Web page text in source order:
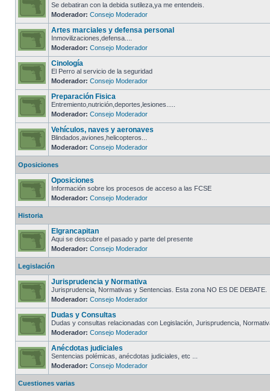
Se debatiran con la debida sutileza,ya me entendeis.
Moderador: Consejo Moderador
Artes marciales y defensa personal
Inmovilizaciones,defensa....
Moderador: Consejo Moderador
Cinología
El Perro al servicio de la seguridad
Moderador: Consejo Moderador
Preparación Fisica
Entremiento,nutrición,deportes,lesiones.....
Moderador: Consejo Moderador
Vehículos, naves y aeronaves
Blindados,aviones,helicopteros...
Moderador: Consejo Moderador
Oposiciones
Oposiciones
Información sobre los procesos de acceso a las FCSE
Moderador: Consejo Moderador
Historia
Elgrancapitan
Aqui se descubre el pasado y parte del presente
Moderador: Consejo Moderador
Legislación
Jurisprudencia y Normativa
Jurisprudencia, Normativas y Sentencias. Esta zona NO ES DE DEBATE.
Moderador: Consejo Moderador
Dudas y Consultas
Dudas y consultas relacionadas con Legislación, Jurisprudencia,
Moderador: Consejo Moderador
Anécdotas judiciales
Sentencias polémicas, anécdotas judiciales, etc ...
Moderador: Consejo Moderador
Cuestiones varias